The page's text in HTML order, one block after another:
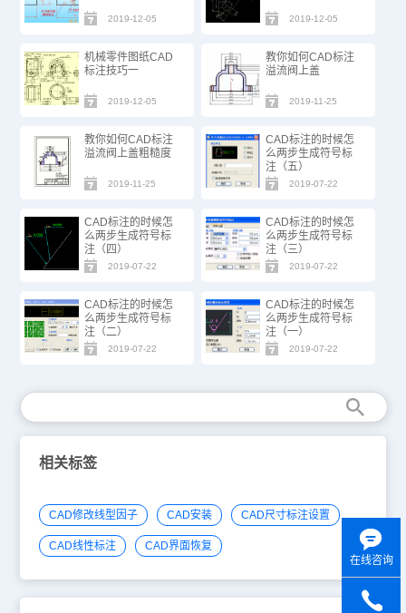
2019-12-05 2019-12-05
机械零件图纸CAD
标注技巧一
2019-12-05
教你如何CAD标注
溢流阀上盖
2019-11-25
教你如何CAD标注
溢流阀上盖粗糙度
2019-11-25
CAD标注的时候怎
么两步生成符号标
注（五）
2019-07-22
CAD标注的时候怎
么两步生成符号标
注（四）
2019-07-22
CAD标注的时候怎
么两步生成符号标
注（三）
2019-07-22
CAD标注的时候怎
么两步生成符号标
注（二）
2019-07-22
CAD标注的时候怎
么两步生成符号标
注（一）
2019-07-22
相关标签
CAD修改线型因子 CAD安装 CAD尺寸标注设置
CAD线性标注 CAD界面恢复
在线咨询